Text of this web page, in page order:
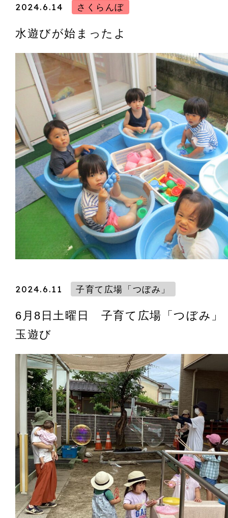
2024.6.14 さくらんぼ
水遊びが始まったよ
2024.6.11 子育て広場「つぼみ」
6月8日土曜日 子育て広場「つぼみ
玉遊び